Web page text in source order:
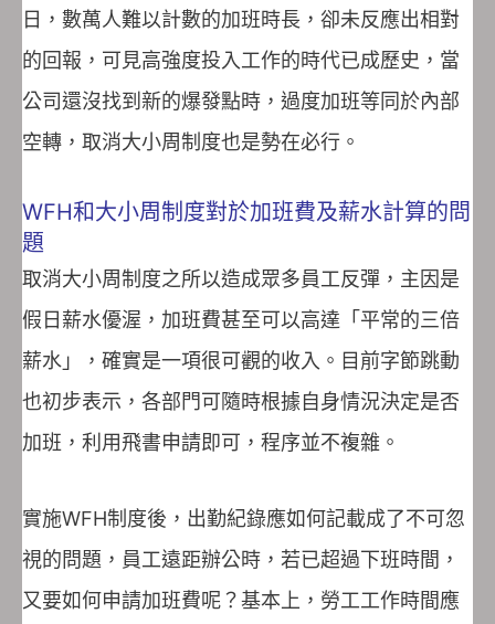
日，數萬人難以計數的加班時長，卻未反應出相對
的回報，可見高強度投入工作的時代已成歷史，當
公司還沒找到新的爆發點時，過度加班等同於內部
空轉，取消大小周制度也是勢在必行。
WFH和大小周制度對於加班費及薪水計算的問
題
取消大小周制度之所以造成眾多員工反彈，主因是
假日薪水優渥，加班費甚至可以高達「平常的三倍
薪水」，確實是一項很可觀的收入。目前字節跳動
也初步表示，各部門可隨時根據自身情況決定是否
加班，利用飛書申請即可，程序並不複雜。
實施WFH制度後，出勤紀錄應如何記載成了不可忽
視的問題，員工遠距辦公時，若已超過下班時間，
又要如何申請加班費呢？基本上，勞工工作時間應